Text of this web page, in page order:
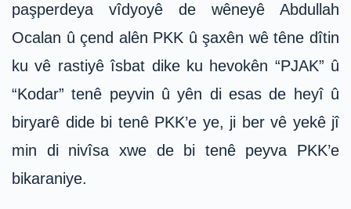
paşperdeya vîdyoyê de wêneyê Abdullah
Ocalan û çend alên PKK û şaxên wê têne dîtin
ku vê rastiyê îsbat dike ku hevokên “PJAK” û
“Kodar” tenê peyvin û yên di esas de heyî û
biryarê dide bi tenê PKK’e ye, ji ber vê yekê jî
min di nivîsa xwe de bi tenê peyva PKK’e
bikaraniye.